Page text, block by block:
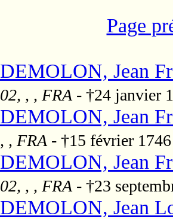
Page
DEMOLON, Jean
02, , , FRA - †24 janvier
DEMOLON, Jean
, , FRA - †15 février
DEMOLON, Jean
02, , , FRA - †23
DEMOLON, Jean